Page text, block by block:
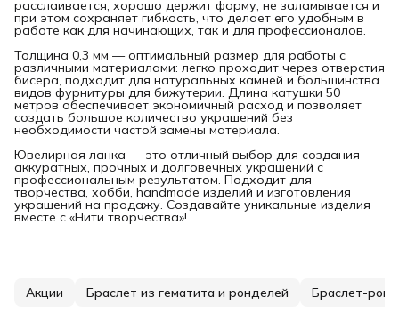
расслаивается, хорошо держит форму, не заламывается и
при этом сохраняет гибкость, что делает его удобным в
работе как для начинающих, так и для профессионалов.
Толщина 0,3 мм — оптимальный размер для работы с
различными материалами: легко проходит через отверстия
бисера, подходит для натуральных камней и большинства
видов фурнитуры для бижутерии. Длина катушки 50
метров обеспечивает экономичный расход и позволяет
создать большое количество украшений без
необходимости частой замены материала.
Ювелирная ланка — это отличный выбор для создания
аккуратных, прочных и долговечных украшений с
профессиональным результатом. Подходит для
творчества, хобби, handmade изделий и изготовления
украшений на продажу. Создавайте уникальные изделия
вместе с «Нити творчества»!
Акции Браслет из гематита и ронделей Браслет-